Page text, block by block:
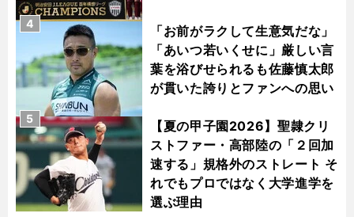
「お前がラクして生意気だな」
「あいつ若いくせに」厳しい言
葉を浴びせられるも佐藤慎太郎
が貫いた誇りとファンへの思い
4
【夏の甲子園2026】聖隷クリ
ストファー・高部陸の「２回加
速する」規格外のストレート そ
れでもプロではなく大学進学を
選ぶ理由
5